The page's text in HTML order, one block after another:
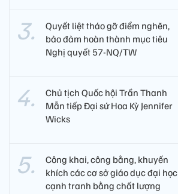
Quyết liệt tháo gỡ điểm nghẽn,
bảo đảm hoàn thành mục tiêu
Nghị quyết 57-NQ/TW
Chủ tịch Quốc hội Trần Thanh
Mẫn tiếp Đại sứ Hoa Kỳ Jennifer
Wicks
Công khai, công bằng, khuyến
khích các cơ sở giáo dục đại học
cạnh tranh bằng chất lượng​